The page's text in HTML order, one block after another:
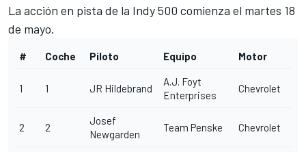
La acción en pista de la Indy 500 comienza el martes 18
de mayo.
# Coche Piloto Equipo Motor
1 1 JR Hildebrand
A.J. Foyt
Enterprises
Chevrolet
2 2
Josef
Newgarden
Team Penske Chevrolet